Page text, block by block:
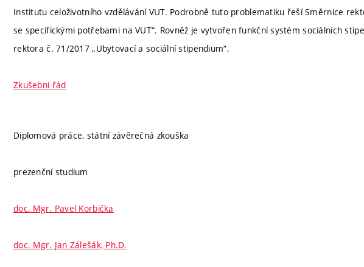
Institutu celoživotního vzdělávání VUT. Podrobně tuto problematiku řeší Směrnice
se specifickými potřebami na VUT“. Rovněž je vytvořen funkční systém sociálních
rektora č. 71/2017 „Ubytovací a sociální stipendium“.
Zkušební řád
Diplomová práce, státní závěrečná zkouška
prezenční studium
doc. Mgr. Pavel Korbička
doc. Mgr. Jan Zálešák, Ph.D.